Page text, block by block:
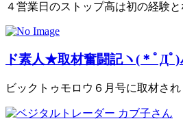
４営業日のストップ高は初の経験
ド素人★取材奮闘記ヽ(＊ﾟДﾟ)
ビックトゥモロウ６月号に取材さ